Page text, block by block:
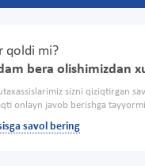
qoldi mi?
bera olishimizdan
sizni qiziqtirgan
onlayn javob berishga
savol bering